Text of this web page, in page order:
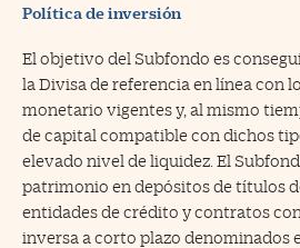
Política de inversión
El objetivo del Subfondo es
la Divisa de referencia en línea con
monetario vigentes y, al mismo
de capital compatible con dichos
elevado nivel de liquidez. El
patrimonio en depósitos de títulos
entidades de crédito y contratos
inversa a corto plazo denominados